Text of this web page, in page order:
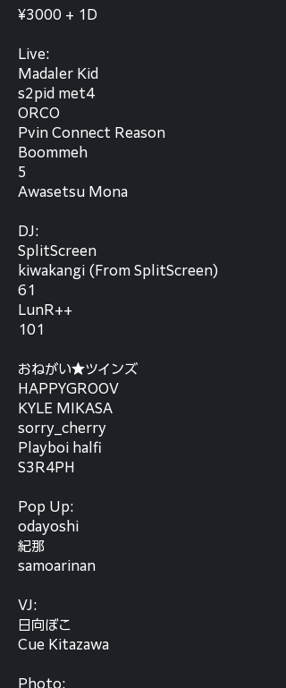
¥3000 + 1D
Live:
Madaler Kid
s2pid met4
ORCO
Pvin Connect Reason
Boommeh
5
Awasetsu Mona
DJ:
SplitScreen
kiwakangi (From SplitScreen)
61
LunR++
101
おねがい★ツインズ
HAPPYGROOV
KYLE MIKASA
sorry_cherry
Playboi halfi
S3R4PH
Pop Up:
odayoshi
紀那
samoarinan
VJ:
日向ぼこ
Cue Kitazawa
Photo: